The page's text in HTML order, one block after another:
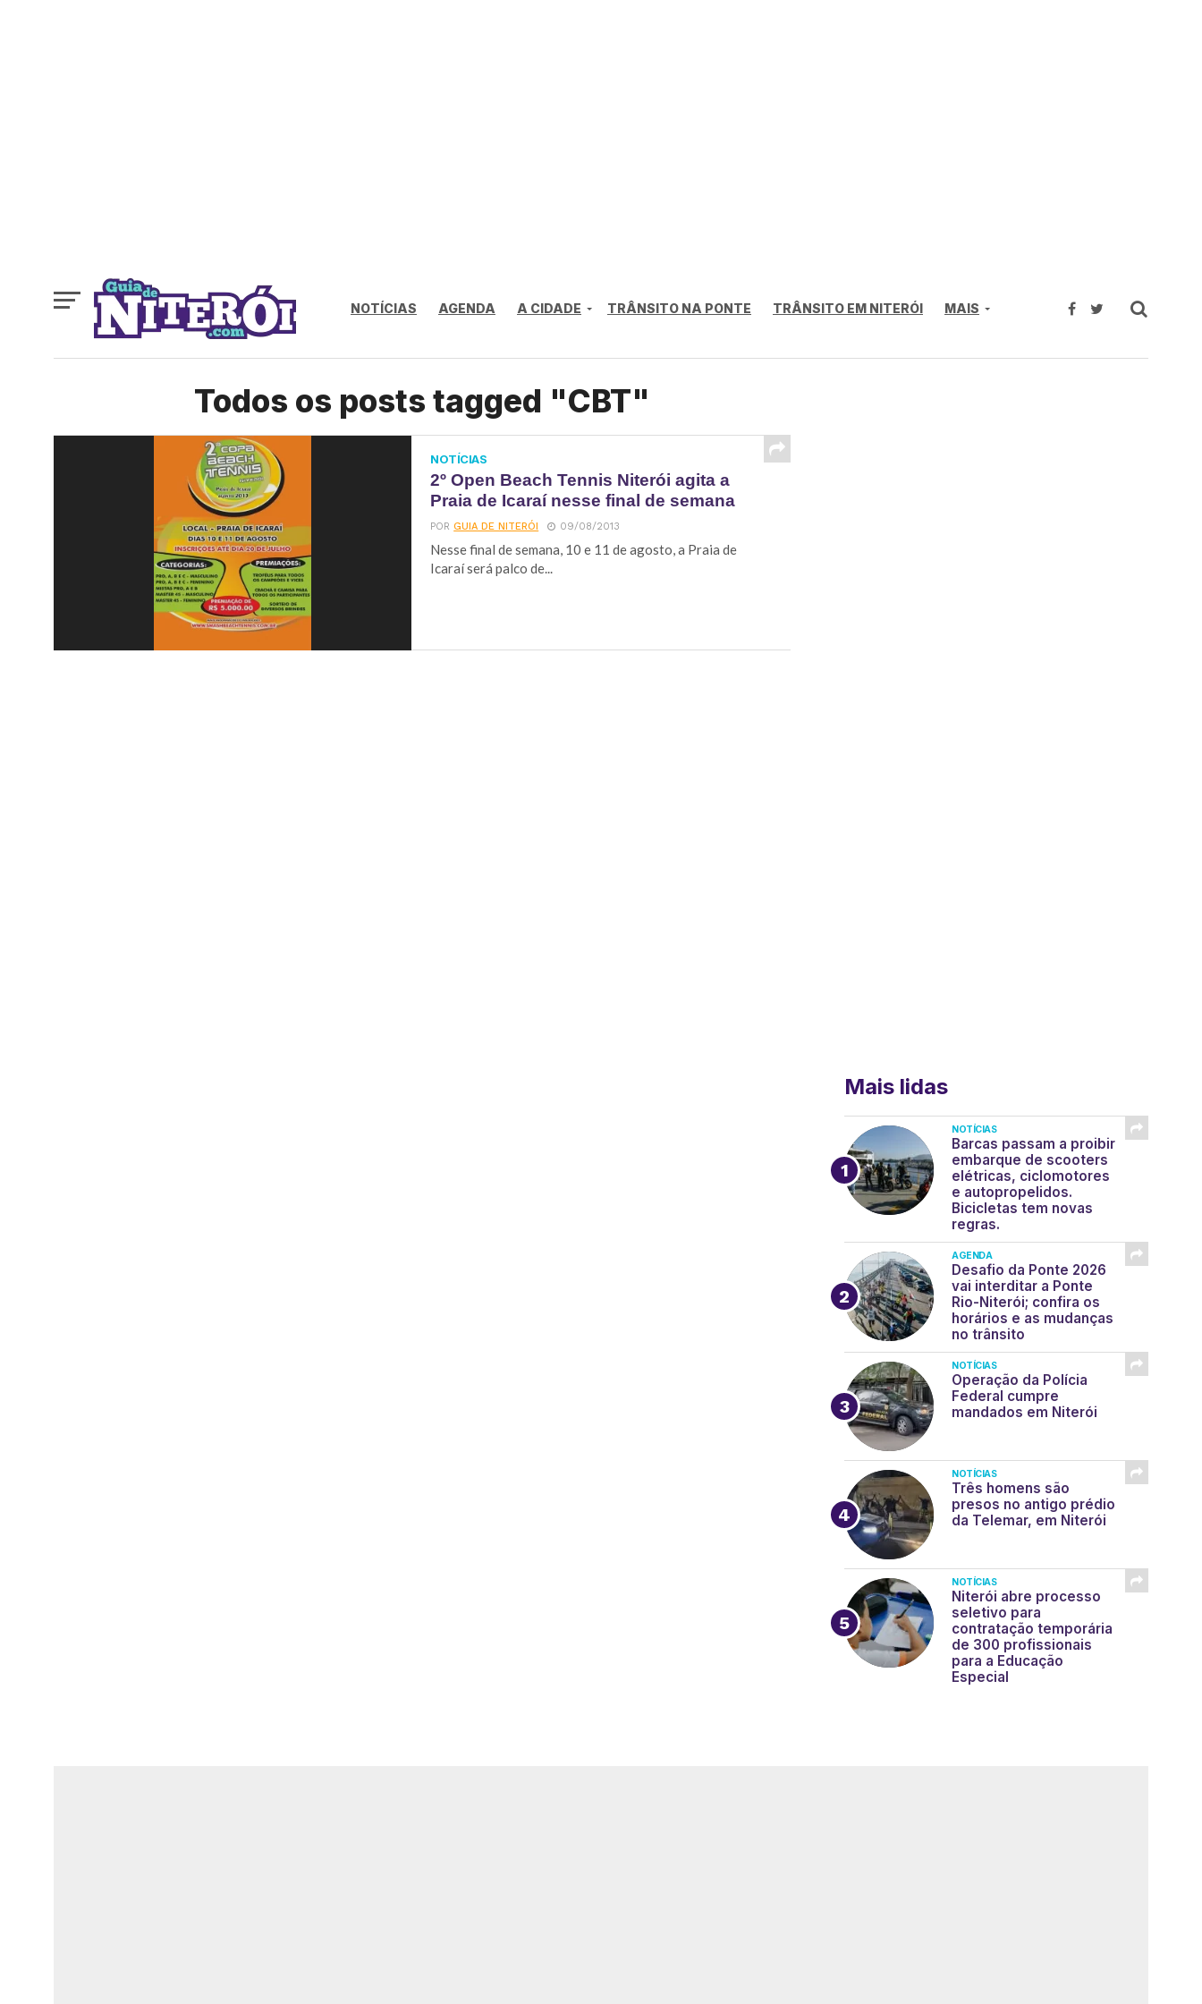
NOTÍCIAS AGENDA A CIDADE TRÂNSITO NA PONTE TRÂNSITO EM NITERÓI MAIS
Todos os posts tagged "CBT"
NOTÍCIAS
2º Open Beach Tennis Niterói agita a
Praia de Icaraí nesse final de semana
PORGUIA DE NITERÓI 09/08/2013
Nesse final de semana, 10 e 11 de agosto, a Praia de
Icaraí será palco de...
Mais lidas
NOTÍCIAS
Barcas passam a proibir
embarque de scooters
elétricas, ciclomotores
e autopropelidos.
Bicicletas tem novas
regras.
AGENDA
Desafio da Ponte 2026
vai interditar a Ponte
Rio-Niterói; confira os
horários e as mudanças
no trânsito
NOTÍCIAS
Operação da Polícia
Federal cumpre
mandados em Niterói
NOTÍCIAS
Três homens são
presos no antigo prédio
da Telemar, em Niterói
NOTÍCIAS
Niterói abre processo
seletivo para
contratação temporária
de 300 profissionais
para a Educação
Especial